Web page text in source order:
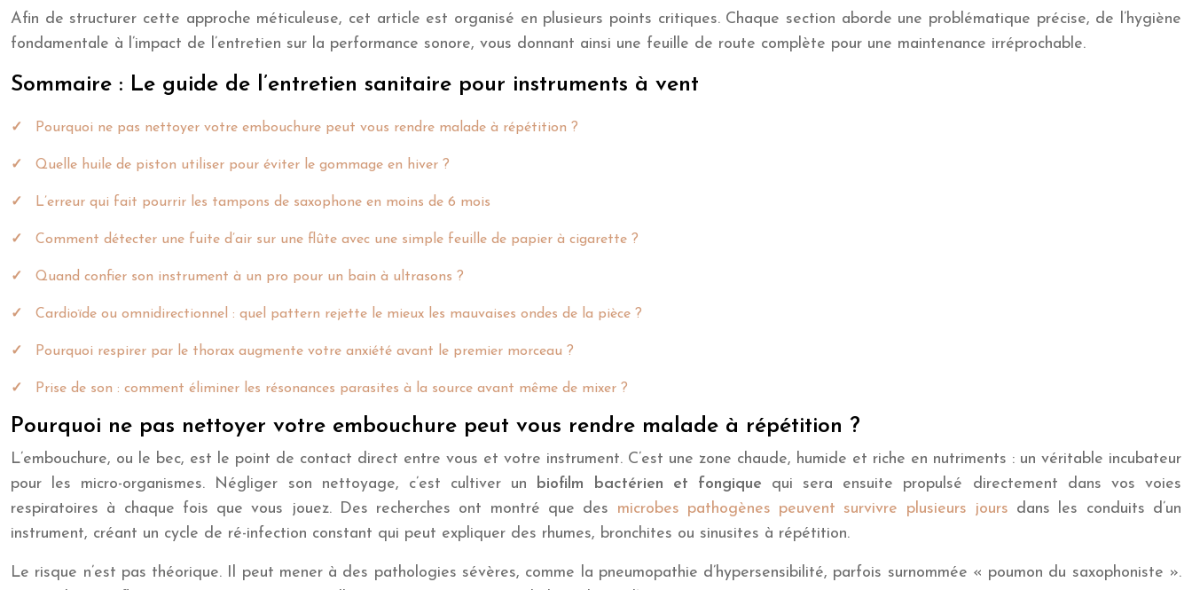
Afin de structurer cette approche méticuleuse, cet article est organisé en plusieurs points critiques. Chaque section aborde une problématique précise, de l’hygiène
fondamentale à l’impact de l’entretien sur la performance sonore, vous donnant ainsi une feuille de route complète pour une maintenance irréprochable.
Sommaire : Le guide de l’entretien sanitaire pour instruments à vent
Pourquoi ne pas nettoyer votre embouchure peut vous rendre malade à répétition ?
Quelle huile de piston utiliser pour éviter le gommage en hiver ?
L’erreur qui fait pourrir les tampons de saxophone en moins de 6 mois
Comment détecter une fuite d’air sur une flûte avec une simple feuille de papier à cigarette ?
Quand confier son instrument à un pro pour un bain à ultrasons ?
Cardioïde ou omnidirectionnel : quel pattern rejette le mieux les mauvaises ondes de la pièce ?
Pourquoi respirer par le thorax augmente votre anxiété avant le premier morceau ?
Prise de son : comment éliminer les résonances parasites à la source avant même de mixer ?
Pourquoi ne pas nettoyer votre embouchure peut vous rendre malade à répétition ?
L’embouchure, ou le bec, est le point de contact direct entre vous et votre instrument. C’est une zone chaude, humide et riche en nutriments : un véritable incubateur
pour les micro-organismes. Négliger son nettoyage, c’est cultiver un biofilm bactérien et fongique qui sera ensuite propulsé directement dans vos voies
respiratoires à chaque fois que vous jouez. Des recherches ont montré que des microbes pathogènes peuvent survivre plusieurs jours dans les conduits d’un
instrument, créant un cycle de ré-infection constant qui peut expliquer des rhumes, bronchites ou sinusites à répétition.
Le risque n’est pas théorique. Il peut mener à des pathologies sévères, comme la pneumopathie d’hypersensibilité, parfois surnommée « poumon du saxophoniste ».